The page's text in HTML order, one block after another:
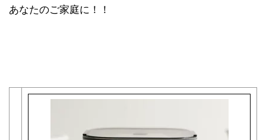
あなたのご家庭に！！